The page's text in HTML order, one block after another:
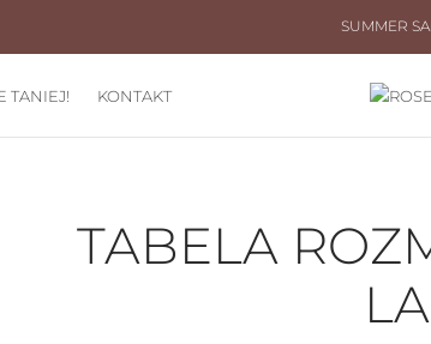
SUMMER
TANIEJ! KONTAKT
TABELA